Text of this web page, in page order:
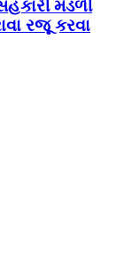
મંડળી
રજૂ કરવા